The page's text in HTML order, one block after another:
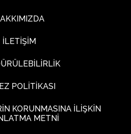
İLETİŞİM
POLİTİKASI
KORUNMASINA İLİŞKİN
METNİ